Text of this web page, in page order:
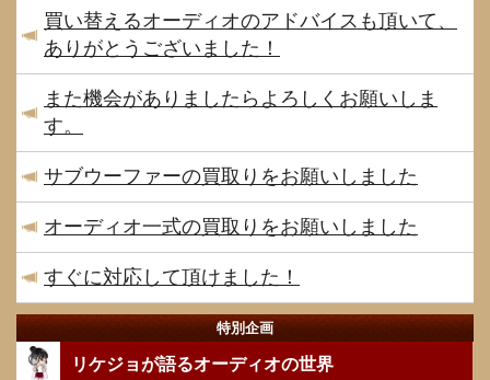
買い替えるオーディオのアドバイスも頂いて、
ありがとうございました！
また機会がありましたらよろしくお願いしま
す。
サブウーファーの買取りをお願いしました
オーディオ一式の買取りをお願いしました
すぐに対応して頂けました！
特別企画
リケジョが語るオーディオの世界